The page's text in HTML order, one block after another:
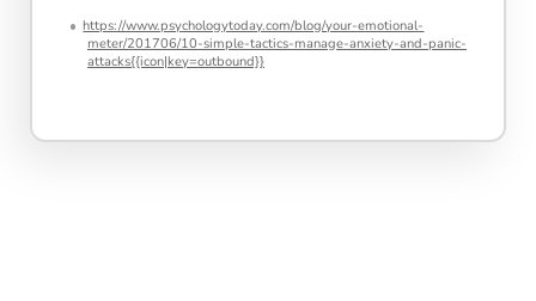
https://www.psychologytoday.com/blog/your-emotional-
meter/201706/10-simple-tactics-manage-anxiety-and-panic-
attacks{{icon|key=outbound}}